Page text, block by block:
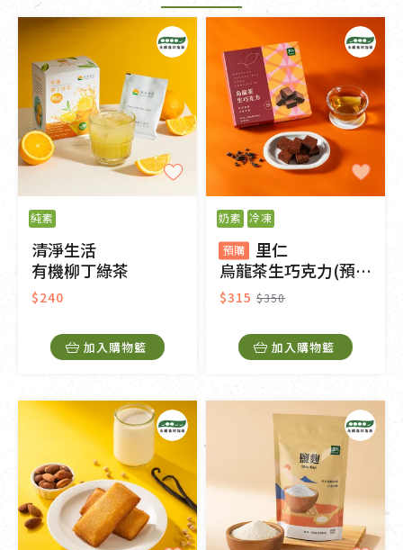
純素
清淨生活
有機柳丁綠茶
$240
加入購物籃
奶素 冷凍
預購
里仁
烏龍茶生巧克力(預購)
$315 $350
加入購物籃